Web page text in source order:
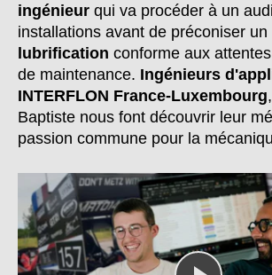
ingénieur qui va procéder à un
installations avant de préconiser un
lubrification conforme aux
de maintenance. Ingénieurs
INTERFLON France-Luxembourg
Baptiste nous font découvrir leur
passion commune pour la